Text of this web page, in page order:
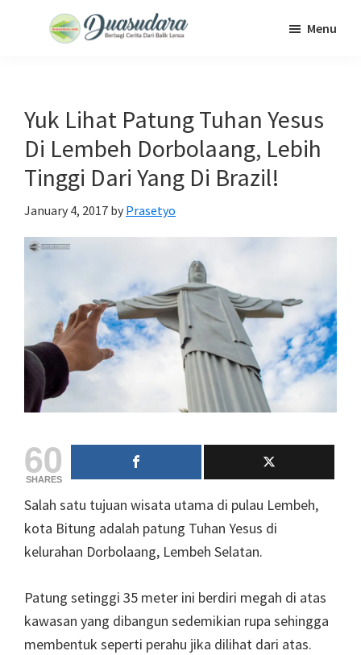
Balik
Lensa
Menu
Yuk Lihat Patung Tuhan Yesus
Di Lembeh Dorbolaang, Lebih
Tinggi Dari Yang Di Brazil!
January 4, 2017 by Prasetyo
60
SHARES
Salah satu tujuan wisata utama di pulau Lembeh,
kota Bitung adalah patung Tuhan Yesus di
kelurahan Dorbolaang, Lembeh Selatan.
Patung setinggi 35 meter ini berdiri megah di atas
kawasan yang dibangun sedemikian rupa sehingga
membentuk seperti perahu jika dilihat dari atas.